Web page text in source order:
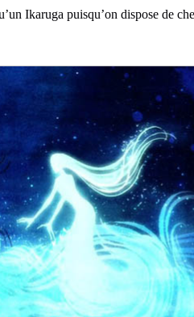
Ikaruga puisqu’on dispose de